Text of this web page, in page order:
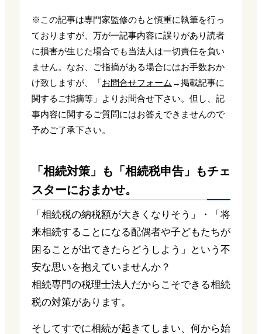
※この記事は専門家監修のもと慎重に執筆を行っ
ておりますが、万が一記事内容に誤りがあり読者
に損害が生じた場合でも当法人は一切責任を負い
ません。なお、ご指摘がある場合にはお手数おか
け致しますが、「お問合せフォーム →掲載記事に
関するご指摘等」よりお問合せ下さい。但し、記
事内容に関するご質問にはお答えできませんので
予めご了承下さい。
「相続対策」も「相続税申告」もチェ
スターにおまかせ。
「相続税の納税額が大きくなりそう」・「将
来相続することになる配偶者や子どもたちが
困ることが出てきたらどうしよう」という不
安な思いを抱えていませんか？
相続専門の税理士法人だからこそできる相続
税の対策があります。
そしてすでに相続が起きてしまい、何から始